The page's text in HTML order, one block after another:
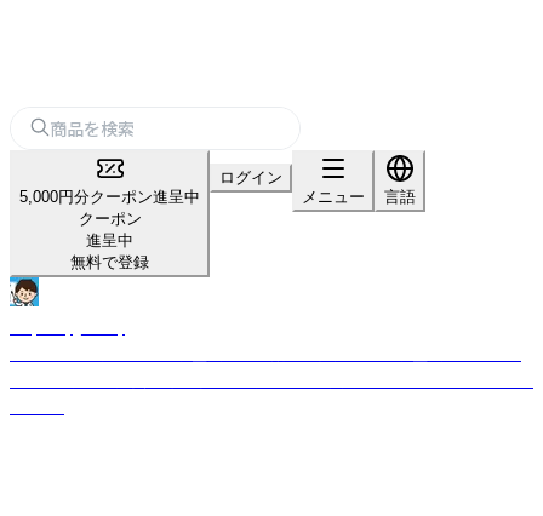
5,000円分クーポン進呈中
クーポン
進呈中
無料で登録
ログイン
メニュー
言語